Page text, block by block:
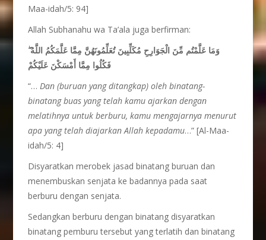
Maa-idah/5: 94]
Allah Subhanahu wa Ta’ala juga berfirman:
وَمَا عَلَّمْتُم مِّنَ الْجَوَارِحِ مُكَلِّبِينَ تُعَلِّمُونَهُنَّ مِمَّا عَلَّمَكُمُ اللَّهُ ۖ
فَكُلُوا مِمَّا أَمْسَكْنَ عَلَيْكُمْ
“…Dan (buruan yang ditangkap) oleh binatang-
binatang buas yang telah kamu ajarkan dengan
melatihnya untuk berburu, kamu mengajarnya menurut
apa yang telah diajarkan Allah kepadamu…” [Al-Maa-
idah/5: 4]
Disyaratkan merobek jasad binatang buruan dan
menembuskan senjata ke badannya pada saat
berburu dengan senjata.
Sedangkan berburu dengan binatang disyaratkan
binatang pemburu tersebut yang terlatih dan binatang